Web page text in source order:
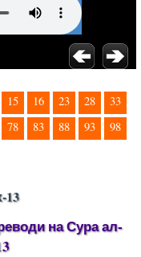
15 16 23 28
33
78 83 88 93
98
13
на Сура ал-